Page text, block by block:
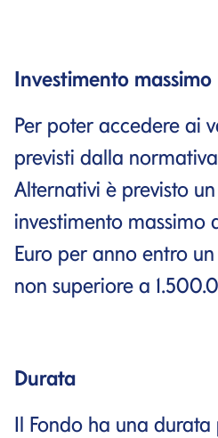
Investimento massimo
Per poter accedere ai
previsti dalla normativa
Alternativi è previsto
investimento
Euro per anno entro
non superiore a
Durata
Il Fondo ha una durata